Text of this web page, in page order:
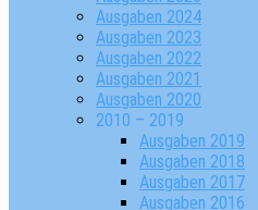
Ausgaben 2024
Ausgaben 2023
Ausgaben 2022
Ausgaben 2021
Ausgaben 2020
2010 – 2019
Ausgaben 2019
Ausgaben 2018
Ausgaben 2017
Ausgaben 2016